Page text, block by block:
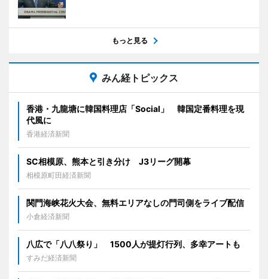
もっと見る
みん経トピックス
香港・九龍塘に韓国料理店「Social」 韓国定番料理を現
代風に
香港経済新聞
SC相模原、熊本と引き分け J3リーグ開幕
相模原町田経済新聞
関門海峡花火大会、無料エリアなしの門司側をライブ配信
小倉経済新聞
八広で「八八祭り」 1500人が提灯行列、多幸アートも
すみだ経済新聞